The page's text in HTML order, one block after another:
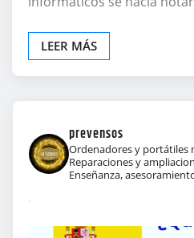
LEER MÁS
prevensos
Ordenadores y portátiles
Reparaciones y
Enseñanza,